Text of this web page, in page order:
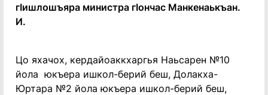
гӀишлошъяра министра гӀончас Манкенаькъан.
И.
Цо яхачох, кердайоаккхаргья Наьсарен №10
йола юкъера ишкол-берий беш, Долакха-
Юртара №2 йола юкъера ишкол-берий беш,